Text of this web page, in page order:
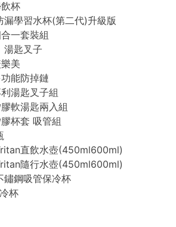
杯
漏學習水杯(第二代)升級版
一套裝組
湯匙叉子
美
能防掉鏈
湯匙叉子組
軟湯匙兩入組
杯套 吸管組
直飲水壺(450ml600ml)
隨行水壺(450ml600ml)
鏽鋼吸管保冷杯
杯